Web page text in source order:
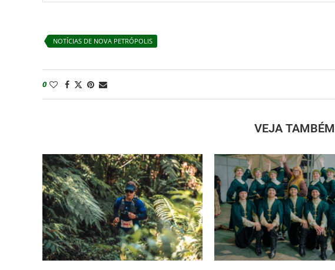
NOTÍCIAS DE NOVA PETRÓPOLIS
0
VEJA TAMBÉM